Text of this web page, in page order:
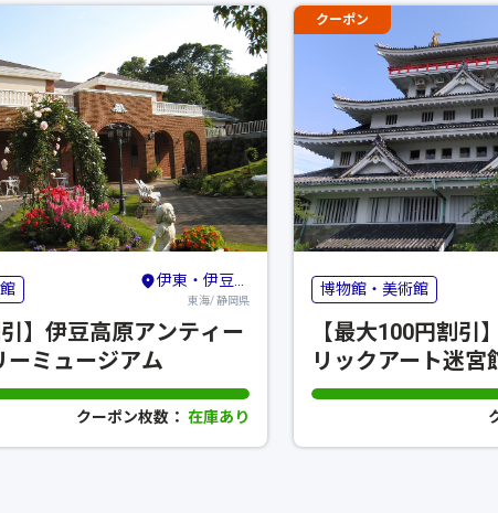
伊東・伊豆高原・宇佐美
東海/ 静岡県
引】伊豆高原アンティー
ーミュージアム
クーポン枚数： 在庫あり
クーポン
博物館・美術館
【最大100円割引
リックアート迷宮